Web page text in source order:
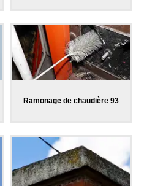
Ramonage de chaudière 93